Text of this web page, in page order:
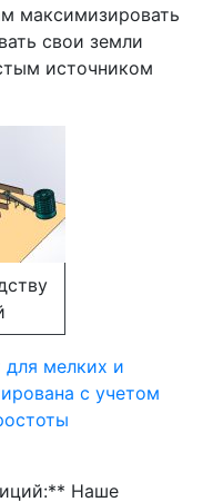
максимизировать
свои земли
источником
для мелких и
с учетом
Наше